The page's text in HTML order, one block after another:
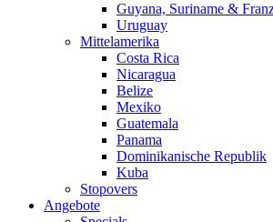
Guyana, Suriname &
Uruguay
Mittelamerika
Costa Rica
Nicaragua
Belize
Mexiko
Guatemala
Panama
Dominikanische Republik
Kuba
Stopovers
Angebote